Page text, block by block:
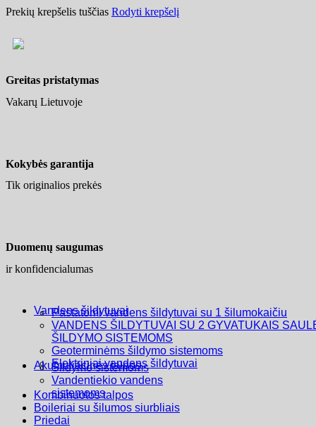
Prekių krepšelis tuščias Rodyti krepšelį
Greitas pristatymas
Vakarų Lietuvoje
Kokybės garantija
Tik originalios prekės
Duomenų saugumas
ir konfidencialumas
Vandens šildytuvai
Pastatomi vandens šildytuvai su 1 šilumokaičiu
VANDENS ŠILDYTUVAI SU 2 GYVATUKAIS
ŠILDYMO SISTEMOMS
Geoterminėms šildymo sistemoms
Elektriniai vandens šildytuvai
Akumuliacinės talpos
Šildymo sistemoms
Vandentiekio vandens
sistemoms
Kombinuotos talpos
Boileriai su šilumos siurbliais
Priedai